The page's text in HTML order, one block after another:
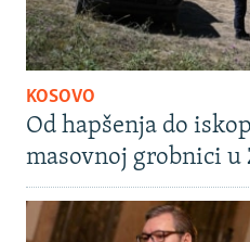
KOSOVO
Od hapšenja do
masovnoj grobnici u